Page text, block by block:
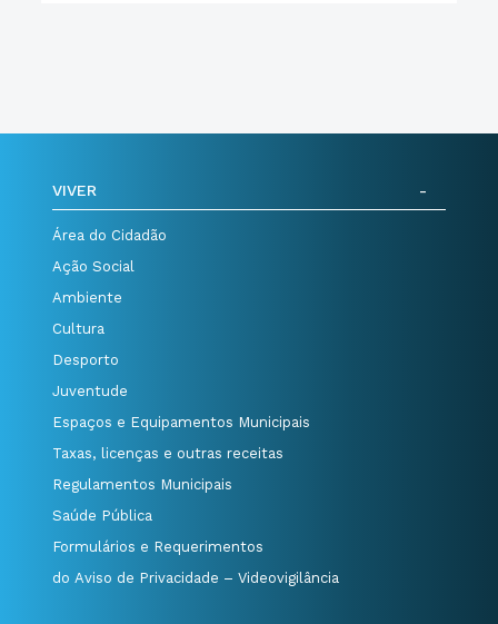
VIVER
Área do Cidadão
Ação Social
Ambiente
Cultura
Desporto
Juventude
Espaços e Equipamentos Municipais
Taxas, licenças e outras receitas
Regulamentos Municipais
Saúde Pública
Formulários e Requerimentos
do Aviso de Privacidade – Videovigilância